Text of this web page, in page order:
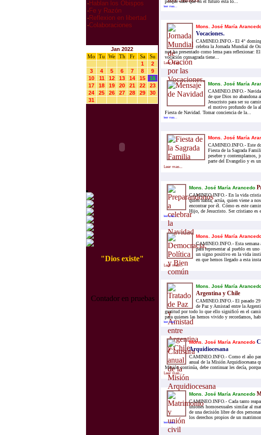
· Hablan los Obispos
· Fe y Razón
· Reflexion en libertad
·Colaboraciones
Jan 2022
Mo
Tu We Th Fr Sa
Su
1
2
3
4 5 6 7 8
9
10
11 12 13 14 15
16
17
18 19 20 21 22
23
24
25 26 27 28 29
30
31
"Dios existe"
Contador en pruebas
porque sabe que en el futuro está lo...
leer mas...
Mons. José María
Vocaciones.
CAMINEO.INFO.- El 4°
celebra la Jornada Mundial de
nos ha presentado como lema para reflexionar:
vocación consagrada tiene...
Leer mas...
Mons. José María
CAMINEO.INFO.-
de que Dios no abandona
Jesucristo para ser su
el motivo profundo de la
Fiesta de Navidad. Tomar conciencia de la...
leer mas...
Mons. José María
CAMINEO.INFO.- Este
Fiesta de la Sagrada
pesebre y contemplamos,
parte del Evangelio y es
Leer mas...
Mons. José María Arancedo
CAMINEO.INFO.- En la vida
quien habla, actúa, quien viene a
encontrar por él. Cómo es este
Hijo, de Jesucristo. Ser cristiano es
leer mas...
Mons. José María
CAMINEO.INFO.- Esta semana
para representar al pueblo en
un signo positivo en la vida
en que hemos llegado a esta
Leer mas...
Mons. José María
Argentina y Chile
CAMINEO.INFO.- El pasado 29
de Paz y Amistad entre la
gratitud por todo lo que ello significó en el
para quienes las hemos vivido y recordamos,
leer mas...
Mons. José María Arancedo
Arquidiocesana
CAMINEO.INFO.- Como el año
anual de la Misión Arquidiocesana
Misión continúa, debe continuar les decía,
Leer mas...
Mons. José María Arancedo
CAMINEO.INFO.- Cada tanto
uniones homosexuales similar al
de una decisión libre de dos
los derechos propios de un
leer mas...